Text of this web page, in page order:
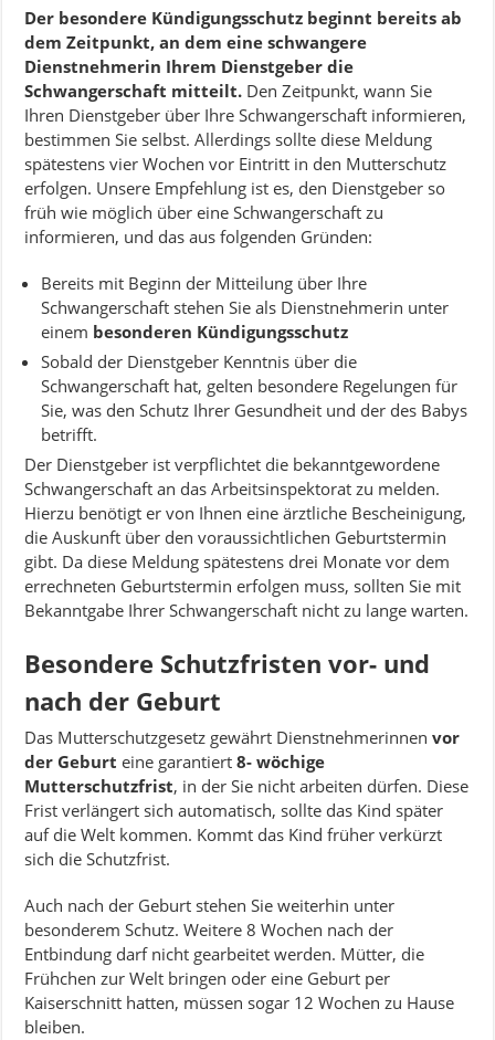
Der besondere Kündigungsschutz beginnt bereits ab
dem Zeitpunkt, an dem eine schwangere
Dienstnehmerin Ihrem Dienstgeber die
Schwangerschaft mitteilt. Den Zeitpunkt, wann Sie
Ihren Dienstgeber über Ihre Schwangerschaft informieren,
bestimmen Sie selbst. Allerdings sollte diese Meldung
spätestens vier Wochen vor Eintritt in den Mutterschutz
erfolgen. Unsere Empfehlung ist es, den Dienstgeber so
früh wie möglich über eine Schwangerschaft zu
informieren, und das aus folgenden Gründen:
Bereits mit Beginn der Mitteilung über Ihre
Schwangerschaft stehen Sie als Dienstnehmerin unter
einem besonderen Kündigungsschutz
Sobald der Dienstgeber Kenntnis über die
Schwangerschaft hat, gelten besondere Regelungen für
Sie, was den Schutz Ihrer Gesundheit und der des Babys
betrifft.
Der Dienstgeber ist verpflichtet die bekanntgewordene
Schwangerschaft an das Arbeitsinspektorat zu melden.
Hierzu benötigt er von Ihnen eine ärztliche Bescheinigung,
die Auskunft über den voraussichtlichen Geburtstermin
gibt. Da diese Meldung spätestens drei Monate vor dem
errechneten Geburtstermin erfolgen muss, sollten Sie mit
Bekanntgabe Ihrer Schwangerschaft nicht zu lange warten.
Besondere Schutzfristen vor- und
nach der Geburt
Das Mutterschutzgesetz gewährt Dienstnehmerinnenvor
der Geburt eine garantiert8- wöchige
Mutterschutzfrist, in der Sie nicht arbeiten dürfen. Diese
Frist verlängert sich automatisch, sollte das Kind später
auf die Welt kommen. Kommt das Kind früher verkürzt
sich die Schutzfrist.
Auch nach der Geburt stehen Sie weiterhin unter
besonderem Schutz. Weitere 8 Wochen nach der
Entbindung darf nicht gearbeitet werden. Mütter, die
Frühchen zur Welt bringen oder eine Geburt per
Kaiserschnitt hatten, müssen sogar 12 Wochen zu Hause
bleiben.